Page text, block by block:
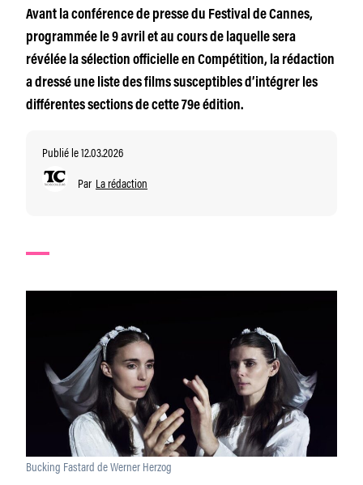
Avant la conférence de presse du Festival de Cannes,
programmée le 9 avril et au cours de laquelle sera
révélée la sélection officielle en Compétition, la rédaction
a dressé une liste des films susceptibles d’intégrer les
différentes sections de cette 79e édition.
Publié le 12.03.2026
Par La rédaction
Bucking Fastard de Werner Herzog